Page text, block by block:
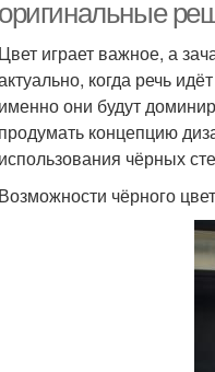
оригинальные
Цвет играет важное, а
когда речь
именно они будут
продумать концепцию
использования чёрных
Возможности чёрного